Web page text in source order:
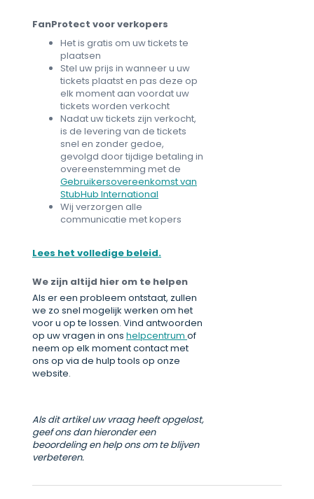
FanProtect voor verkopers
Het is gratis om uw tickets te
plaatsen
Stel uw prijs in wanneer u uw
tickets plaatst en pas deze op
elk moment aan voordat uw
tickets worden verkocht
Nadat uw tickets zijn verkocht,
is de levering van de tickets
snel en zonder gedoe,
gevolgd door tijdige betaling in
overeenstemming met de
Gebruikersovereenkomst van
StubHub International
Wij verzorgen alle
communicatie met kopers
Lees het volledige beleid.
We zijn altijd hier om te helpen
Als er een probleem ontstaat, zullen
we zo snel mogelijk werken om het
voor u op te lossen. Vind antwoorden
op uw vragen in ons helpcentrum of
neem op elk moment contact met
ons op via de hulp tools op onze
website.
Als dit artikel uw vraag heeft opgelost,
geef ons dan hieronder een
beoordeling en help ons om te blijven
verbeteren.